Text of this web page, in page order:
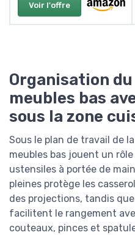
Voir l'offre
Organisation
meubles bas
sous la zone
Sous le plan de travail de
meubles bas jouent un
ustensiles à portée de
pleines protège les
des projections, tandis
facilitent le rangement
couteaux, pinces et